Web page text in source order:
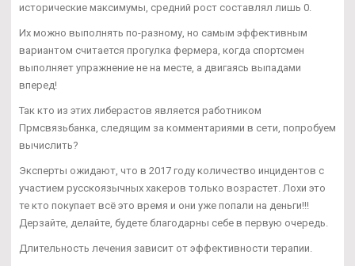
исторические максимумы, средний рост составлял лишь 0.
Их можно выполнять по-разному, но самым эффективным
вариантом считается прогулка фермера, когда спортсмен
выполняет упражнение не на месте, а двигаясь выпадами
вперед!
Так кто из этих либерастов является работником
Прмсвязьбанка, следящим за комментариями в сети, попробуем
вычислить?
Эксперты ожидают, что в 2017 году количество инцидентов с
участием русскоязычных хакеров только возрастет. Лохи это
те кто покупает всё это время и они уже попали на деньги!!!
Дерзайте, делайте, будете благодарны себе в первую очередь.
Длительность лечения зависит от эффективности терапии.